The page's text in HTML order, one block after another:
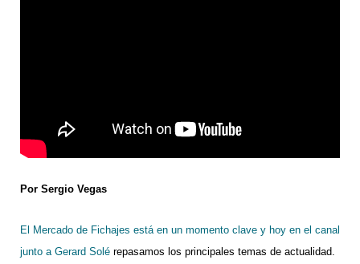
Por Sergio Vegas
El Mercado de Fichajes está en un momento clave y hoy en el canal
junto a Gerard Solé repasamos los principales temas de actualidad.